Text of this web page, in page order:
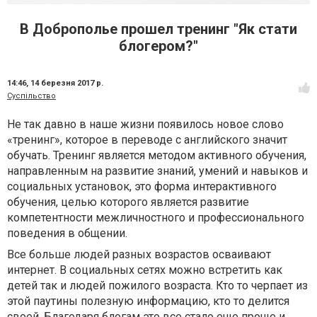
В Доброполье прошел тренинг "Як стати
блогером?"
14:46, 14 березня 2017 р.
Суспільство
Не так давно в наше жизни появилось новое слово
«тренинг», которое в переводе с английского значит
обучать. Тренинг является методом активного обучения,
направленным на развитие знаний, умений и навыков и
социальных установок, это форма интерактивного
обучения, целью которого является развитие
компетентности межличностного и профессионального
поведения в общении.
Все больше людей разных возрастов осваивают
интернет. В социальных сетях можно встретить как
детей так и людей пожилого возраста. Кто то черпает из
этой паутины полезную информацию, кто то делится